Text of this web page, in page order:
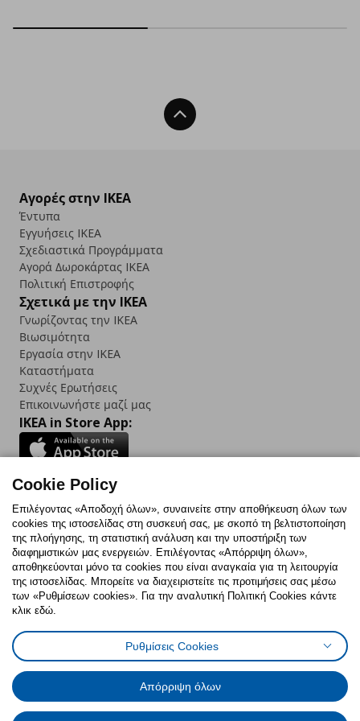
Back To Top
Αγορές στην IKEA
Έντυπα
Εγγυήσεις IKEA
Σχεδιαστικά Προγράμματα
Αγορά Δωρoκάρτας IKEA
Πολιτική Επιστροφής
Σχετικά με την IKEA
Γνωρίζοντας την IKEA
Βιωσιμότητα
Εργασία στην IKEA
Καταστήματα
Συχνές Ερωτήσεις
Επικοινωνήστε μαζί μας
IKEA in Store App:
Follow us:
FacebookInstagram
TikTokYoutubePinterestTwitter
Πολιτική CookiesΔήλωση ψηφιακής προσβασιμότητας
Ρυθμίσεις cookiesΌροι Χρήσης
Γενική Πολιτική Προσωπικών Δεδομένων
Πολιτική Προσωπικών Δεδομένων για ΙΚΕΑ.gr
Κώδικας Καταναλωτικής Δεοντολογίας
Cookie Policy
Επιλέγοντας «Αποδοχή όλων», συναινείτε στην αποθήκευση όλων των
cookies της ιστοσελίδας στη συσκευή σας, με σκοπό τη βελτιστοποίηση
της πλοήγησης, τη στατιστική ανάλυση και την υποστήριξη των
διαφημιστικών μας ενεργειών. Επιλέγοντας «Απόρριψη όλων»,
αποθηκεύονται μόνο τα cookies που είναι αναγκαία για τη λειτουργία
της ιστοσελίδας. Μπορείτε να διαχειριστείτε τις προτιμήσεις σας μέσω
των «Ρυθμίσεων cookies». Για την αναλυτική Πολιτική Cookies κάντε
κλικ εδώ.
Ρυθμίσεις Cookies
Απόρριψη όλων